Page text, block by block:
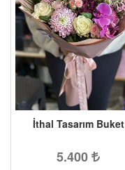
İthal Tasarım Buket
5.400